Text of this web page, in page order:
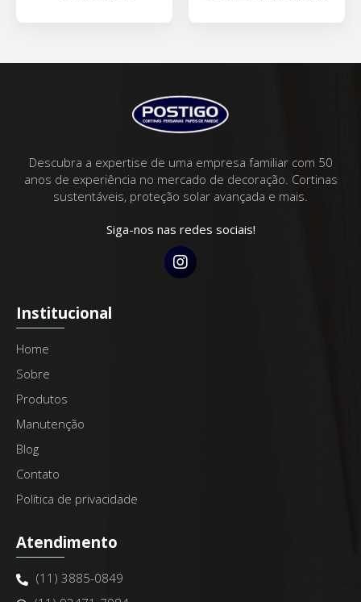
Descubra a expertise de uma empresa familiar com 50
anos de experiência no mercado de decoração. Cortinas
sustentáveis, proteção solar avançada e mais.
Siga-nos nas redes sociais!
Institucional
Home
Sobre
Produtos
Manutenção
Blog
Contato
Política de privacidade
Atendimento
(11) 3885-0849